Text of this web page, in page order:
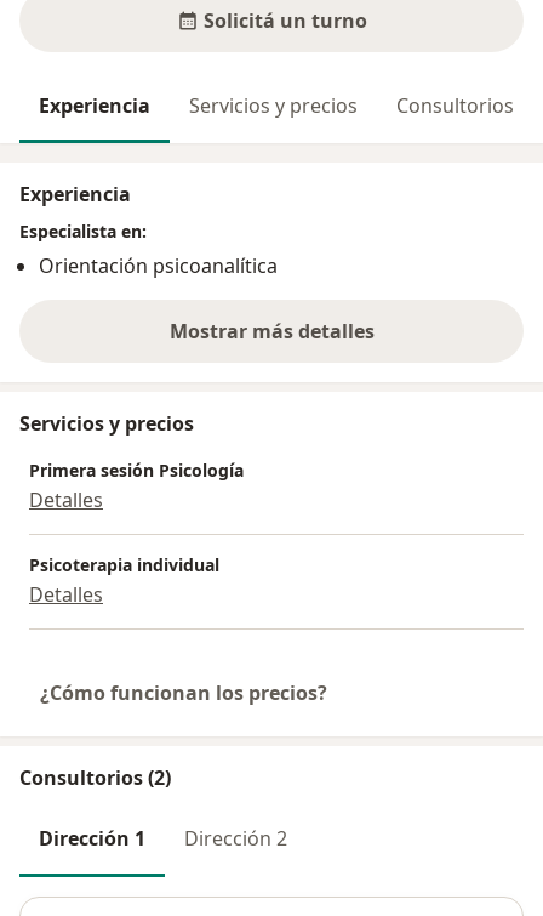
Solicitá un turno
Experiencia Servicios y precios Consultorios
Experiencia
Especialista en:
Orientación psicoanalítica
Mostrar más detalles
sobre la experiencia
Servicios y precios
Primera sesión Psicología
Detalles
Psicoterapia individual
Detalles
¿Cómo funcionan los precios?
Consultorios (2)
Dirección 1 Dirección 2